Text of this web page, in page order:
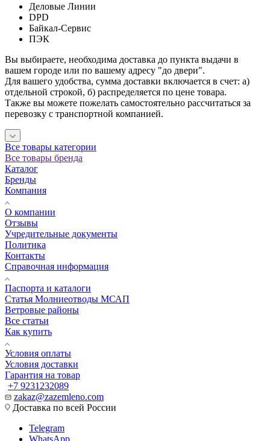
Деловые Линии
DPD
Байкал-Сервис
ПЭК
Вы выбираете, необходима доставка до пункта выдачи в
вашем городе или по вашему адресу "до двери".
Для вашего удобства, сумма доставки включается в счет: а)
отдельной строкой, б) распределяется по цене товара.
Также вы можете пожелать самостоятельно рассчитаться за
перевозку с транспортной компанией.
Все товары категории
Все товары бренда
Каталог
Бренды
Компания
О компании
Отзывы
Учредительные документы
Политика
Контакты
Справочная информация
Паспорта и каталоги
Статья Молниеотводы МСАП
Ветровые районы
Все статьи
Как купить
Условия оплаты
Условия доставки
Гарантия на товар
+7 9231232089
zakaz@zazemleno.com
Доставка по всей России
Telegram
WhatsApp